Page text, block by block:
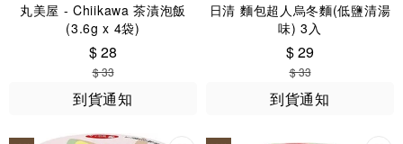
丸美屋 - Chiikawa 茶漬泡飯
(3.6g x 4袋)
$ 28
$ 33
到貨通知
日清 麵包超人烏冬麵(低鹽清湯
味) 3入
$ 29
$ 33
到貨通知